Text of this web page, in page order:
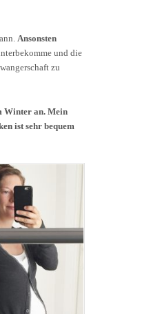
Ansonsten
und die
zu
Winter an. Mein
ist sehr bequem